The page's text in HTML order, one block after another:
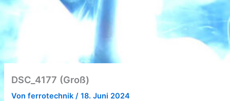
DSC_4177 (Groß)
Vonferrotechnik /18. Juni 2024